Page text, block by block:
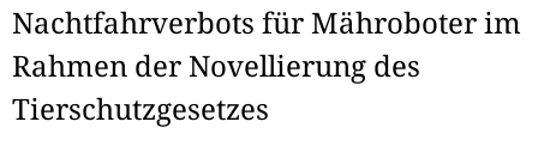
Nachtfahrverbots für Mähroboter im
Rahmen der Novellierung des
Tierschutzgesetzes